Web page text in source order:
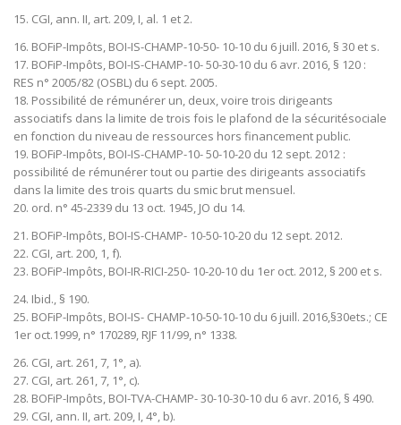
15. CGI, ann. II, art. 209, I, al. 1 et 2.
16. BOFiP-Impôts, BOI-IS-CHAMP-10-50- 10-10 du 6 juill. 2016, § 30 et s.
17. BOFiP-Impôts, BOI-IS-CHAMP-10- 50-30-10 du 6 avr. 2016, § 120 :
RES n° 2005/82 (OSBL) du 6 sept. 2005.
18. Possibilité de rémunérer un, deux, voire trois dirigeants
associatifs dans la limite de trois fois le plafond de la sécuritésociale
en fonction du niveau de ressources hors financement public.
19. BOFiP-Impôts, BOI-IS-CHAMP-10- 50-10-20 du 12 sept. 2012 :
possibilité de rémunérer tout ou partie des dirigeants associatifs
dans la limite des trois quarts du smic brut mensuel.
20. ord. n° 45-2339 du 13 oct. 1945, JO du 14.
21. BOFiP-Impôts, BOI-IS-CHAMP- 10-50-10-20 du 12 sept. 2012.
22. CGI, art. 200, 1, f).
23. BOFiP-Impôts, BOI-IR-RICI-250- 10-20-10 du 1er oct. 2012, § 200 et s.
24. Ibid., § 190.
25. BOFiP-Impôts, BOI-IS- CHAMP-10-50-10-10 du 6 juill. 2016,§30ets.; CE
1er oct.1999, n° 170289, RJF 11/99, n° 1338.
26. CGI, art. 261, 7, 1°, a).
27. CGI, art. 261, 7, 1°, c).
28. BOFiP-Impôts, BOI-TVA-CHAMP- 30-10-30-10 du 6 avr. 2016, § 490.
29. CGI, ann. II, art. 209, I, 4°, b).